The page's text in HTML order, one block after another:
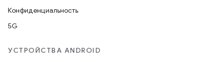
Конфиденциальность
5G
УСТРОЙСТВА ANDROID